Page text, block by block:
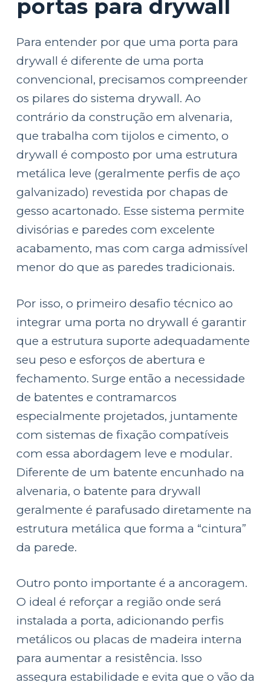
portas para drywall
Para entender por que uma porta para
drywall é diferente de uma porta
convencional, precisamos compreender
os pilares do sistema drywall. Ao
contrário da construção em alvenaria,
que trabalha com tijolos e cimento, o
drywall é composto por uma estrutura
metálica leve (geralmente perfis de aço
galvanizado) revestida por chapas de
gesso acartonado. Esse sistema permite
divisórias e paredes com excelente
acabamento, mas com carga admissível
menor do que as paredes tradicionais.
Por isso, o primeiro desafio técnico ao
integrar uma porta no drywall é garantir
que a estrutura suporte adequadamente
seu peso e esforços de abertura e
fechamento. Surge então a necessidade
de batentes e contramarcos
especialmente projetados, juntamente
com sistemas de fixação compatíveis
com essa abordagem leve e modular.
Diferente de um batente encunhado na
alvenaria, o batente para drywall
geralmente é parafusado diretamente na
estrutura metálica que forma a “cintura”
da parede.
Outro ponto importante é a ancoragem.
O ideal é reforçar a região onde será
instalada a porta, adicionando perfis
metálicos ou placas de madeira interna
para aumentar a resistência. Isso
assegura estabilidade e evita que o vão da